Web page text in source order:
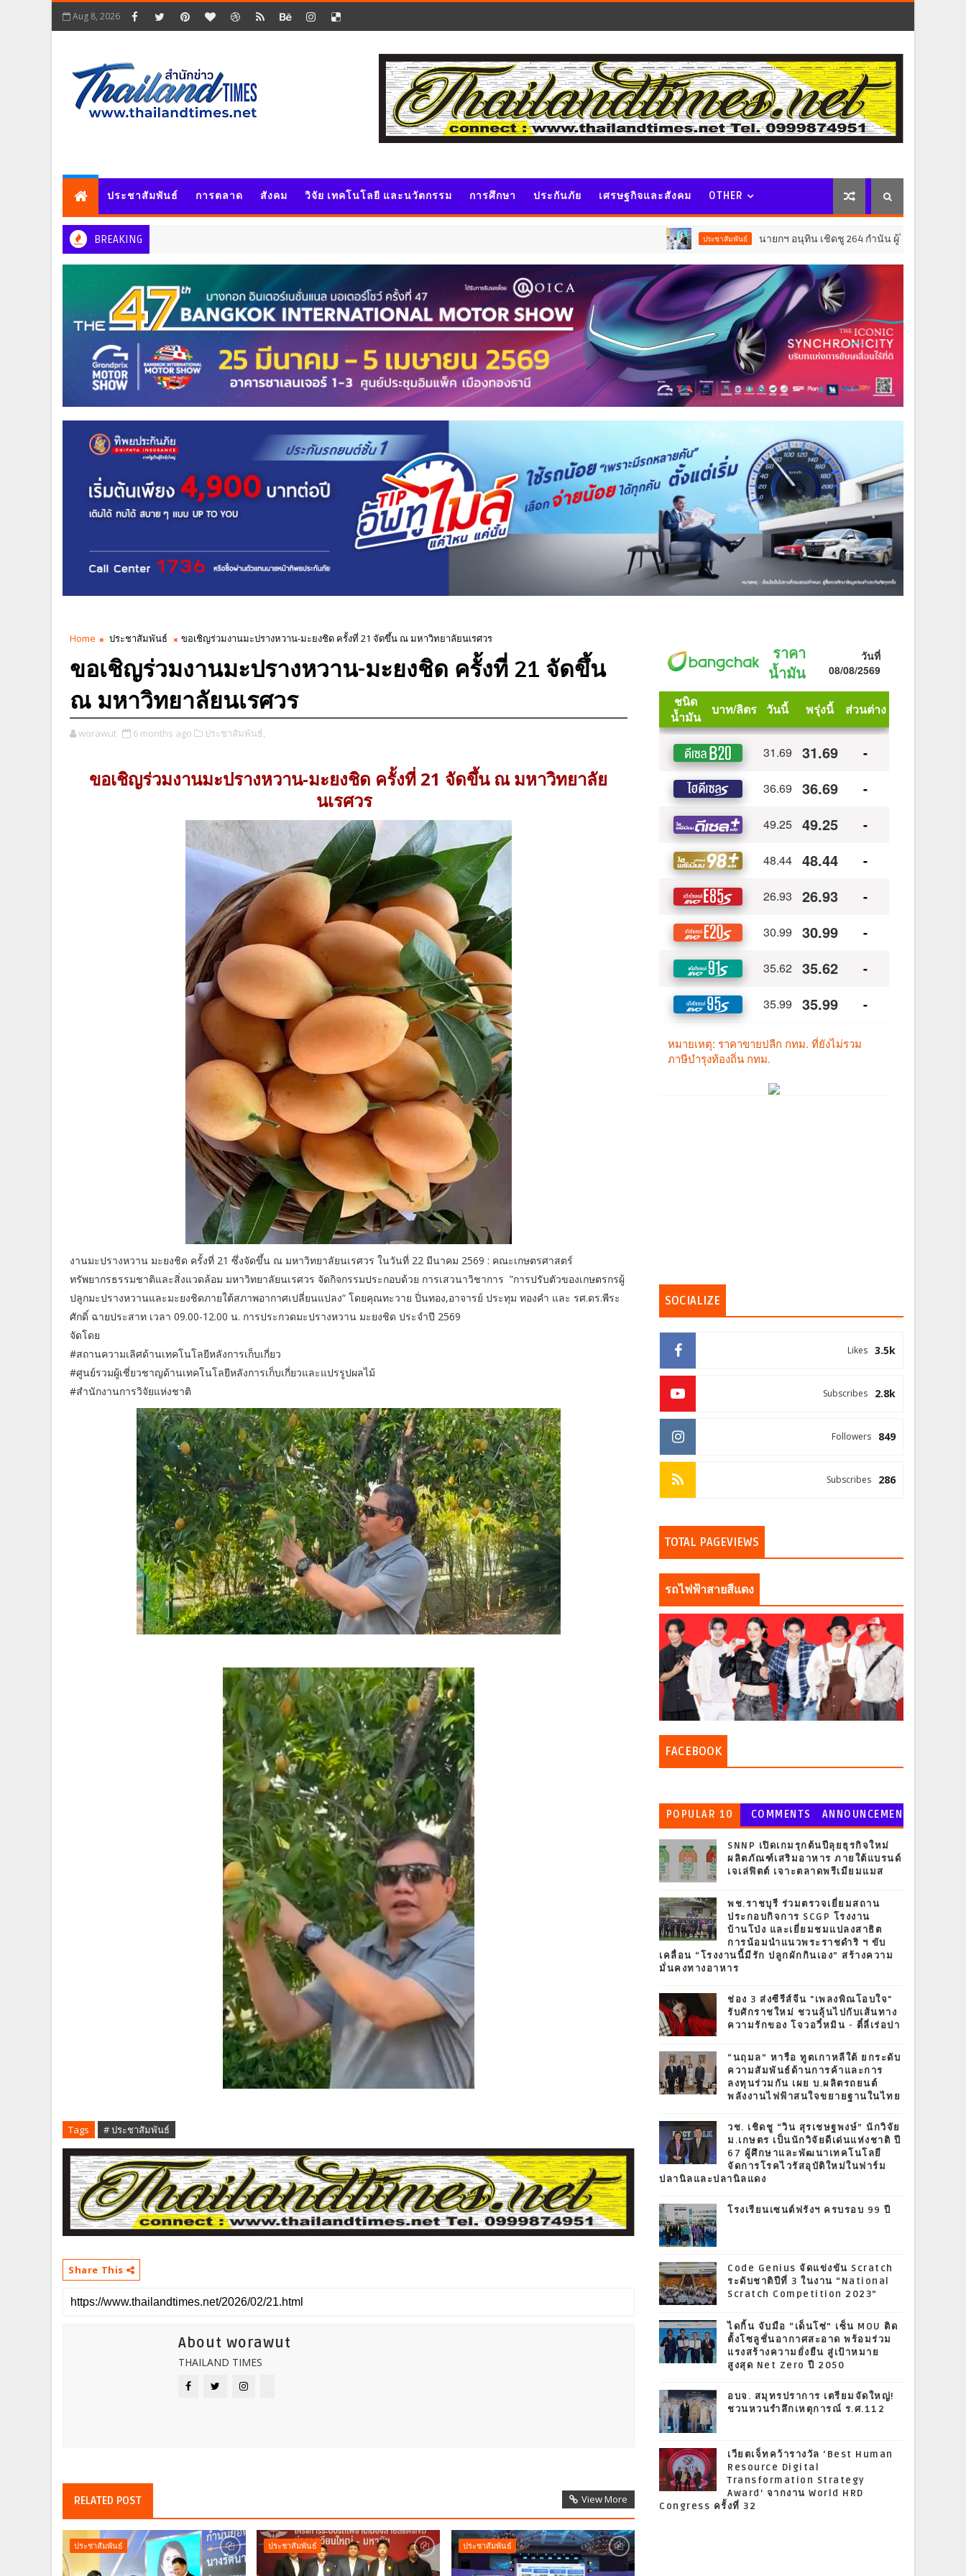
Aug 8, 2026
ประชาสัมพันธ์ การตลาด สังคม วิจัย เทคโนโลยี และนวัตกรรม การศึกษา ประกันภัย เศรษฐกิจและสังคม OTHER
BREAKING ประชาสัมพันธ์ นายกฯ อนุทิน เชิดชู 264 กำนัน ผู้ใหญ่บ้านยอดเยี่ยม มอบแห
Home ประชาสัมพันธ์ ขอเชิญร่วมงานมะปรางหวาน-มะยงชิด ครั้งที่ 21 จัดขึ้น ณ มหาวิทยาลัยนเรศวร
ขอเชิญร่วมงานมะปรางหวาน-มะยงชิด ครั้งที่ 21 จัดขึ้น
ณ มหาวิทยาลัยนเรศวร
worawut 6 months ago ประชาสัมพันธ์,
ขอเชิญร่วมงานมะปรางหวาน-มะยงชิด ครั้งที่ 21 จัดขึ้น ณ มหาวิทยาลัย
นเรศวร
งานมะปรางหวาน มะยงชิด ครั้งที่ 21 ซึ่งจัดขึ้น ณ มหาวิทยาลัยนเรศวร ในวันที่ 22 มีนาคม 2569 : คณะเกษตรศาสตร์
ทรัพยากรธรรมชาติและสิ่งแวดล้อม มหาวิทยาลัยนเรศวร จัดกิจกรรมประกอบด้วย การเสวนาวิชาการ ”การปรับตัวของเกษตรกรผู้
ปลูกมะปรางหวานและมะยงชิดภายใต้สภาพอากาศเปลี่ยนแปลง“ โดยคุณทะวาย ปิ่นทอง,อาจารย์ ประทุม ทองคำ และ รศ.ดร.พีระ
ศักดิ์ ฉายประสาท เวลา 09.00-12.00 น. การประกวดมะปรางหวาน มะยงชิด ประจำปี 2569
จัดโดย
#สถานความเลิศด้านเทคโนโลยีหลังการเก็บเกี่ยว
#ศูนย์รวมผู้เชี่ยวชาญด้านเทคโนโลยีหลังการเก็บเกี่ยวและแปรรูปผลไม้
#สำนักงานการวิจัยแห่งชาติ
Tags # ประชาสัมพันธ์
Share This
About worawut
THAILAND TIMES
RELATED POST View More
ประชาสัมพันธ์ ประชาสัมพันธ์ ประชาสัมพันธ์
SOCIALIZE
3.5k
Likes
2.8k
Subscribes
849
Followers
286
Subscribes
TOTAL PAGEVIEWS
รถไฟฟ้าสายสีแดง
FACEBOOK
POPULAR 10 COMMENTS
ANNOUNCEMEN
T
SNNP เปิดเกมรุกต้นปีลุยธุรกิจใหม่
ผลิตภัณฑ์เสริมอาหาร ภายใต้แบรนด์
เจเล่ฟิตต์ เจาะตลาดพรีเมียมแมส
พช.ราชบุรี ร่วมตรวจเยี่ยมสถาน
ประกอบกิจการ SCGP โรงงาน
บ้านโป่ง และเยี่ยมชมแปลงสาธิต
การน้อมนำแนวพระราชดำริ ฯ ขับ
เคลื่อน “โรงงานนี้มีรัก ปลูกผักกินเอง” สร้างความ
มั่นคงทางอาหาร
ช่อง 3 ส่งซีรีส์จีน "เพลงพิณโอบใจ"
รับศักราชใหม่ ชวนลุ้นไปกับเส้นทาง
ความรักของ โจวอวี๋หมิน - ตี๋ลี่เร่อปา
“นฤมล” หารือ ทูตเกาหลีใต้ ยกระดับ
ความสัมพันธ์ด้านการค้าและการ
ลงทุนร่วมกัน เผย บ.ผลิตรถยนต์
พลังงานไฟฟ้าสนใจขยายฐานในไทย
วช. เชิดชู “วิน สุรเชษฐพงษ์” นักวิจัย
ม.เกษตร เป็นนักวิจัยดีเด่นแห่งชาติ ปี
67 ผู้ศึกษาและพัฒนาเทคโนโลยี
จัดการโรคไวรัสอุบัติใหม่ในฟาร์ม
ปลานิลและปลานิลแดง
โรงเรียนเซนต์ฟรังฯ ครบรอบ 99 ปี
Code Genius จัดแข่งขัน Scratch
ระดับชาติปีที่ 3 ในงาน “National
Scratch Competition 2023”
ไดกิ้น จับมือ “เด็นโซ่” เซ็น MOU ติด
ตั้งโซลูชั่นอากาศสะอาด พร้อมร่วม
แรงสร้างความยั่งยืน สู่เป้าหมาย
สูงสุด Net Zero ปี 2050
อบจ. สมุทรปราการ เตรียมจัดใหญ่!
ชวนหวนรำลึกเหตุการณ์ ร.ศ.112
เวียตเจ็ทคว้ารางวัล ‘Best Human
Resource Digital
Transformation Strategy
Award’ จากงาน World HRD
Congress ครั้งที่ 32